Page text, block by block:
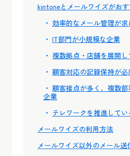
kintoneとメールワイズがお
効率的なメール管理が
IT部門が小規模な企業
複数拠点・店舗を展開
顧客対応の記録保持が必
顧客接点が多く、複数
企業
テレワークを推進して
メールワイズの利用方法
メールワイズ以外のメール送